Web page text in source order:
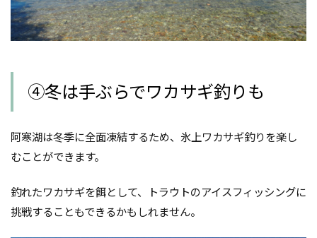
④冬は手ぶらでワカサギ釣りも
阿寒湖は冬季に全面凍結するため、氷上ワカサギ釣りを楽し
むことができます。
釣れたワカサギを餌として、トラウトのアイスフィッシングに
挑戦することもできるかもしれません。